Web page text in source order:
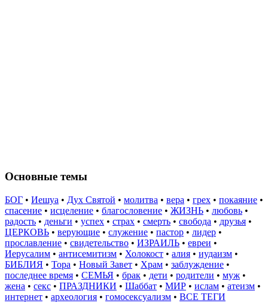
Основные темы
БОГ • Иешуа • Дух Святой • молитва • вера • грех • покаяние •
спасение • исцеление • благословение • ЖИЗНЬ • любовь •
радость • деньги • успех • страх • смерть • свобода • друзья •
ЦЕРКОВЬ • верующие • служение • пастор • лидер •
прославление • свидетельство • ИЗРАИЛЬ • евреи •
Иерусалим • антисемитизм • Холокост • алия • иудаизм •
БИБЛИЯ • Тора • Новый Завет • Храм • заблуждение •
последнее время • СЕМЬЯ • брак • дети • родители • муж •
жена • секс • ПРАЗДНИКИ • Шаббат • МИР • ислам • атеизм •
интернет • археология • гомосексуализм • ВСЕ ТЕГИ